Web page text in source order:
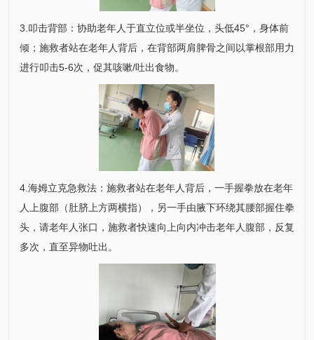
3.叩击背部：协助老年人于直立位或半坐位，头低45°，身体前
倾；施救者站在老年人背后，在背部两肩脾骨之间以掌根部用力
进行叩击5-6次，促其咳嗽/吐出食物。
4.海姆立克急救法：施救者站在老年人背后，一手握拳放在老年
人上腹部（肚脐上方两横指），另一手由腋下环绕其腰部握住拳
头，请老年人张口，施救者快速向上向内冲击老年人腹部，反复
多次，直至异物吐出。